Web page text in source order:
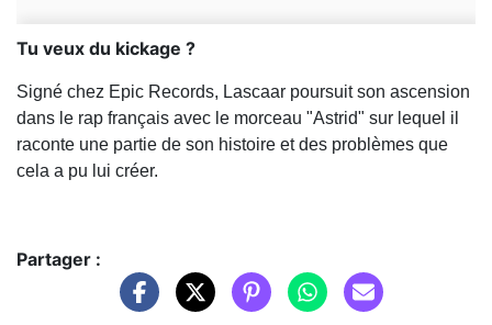
Tu veux du kickage ?
Signé chez Epic Records, Lascaar poursuit son ascension
dans le rap français avec le morceau "Astrid" sur lequel il
raconte une partie de son histoire et des problèmes que
cela a pu lui créer.
Partager :